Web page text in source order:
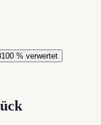
100 % verwertet